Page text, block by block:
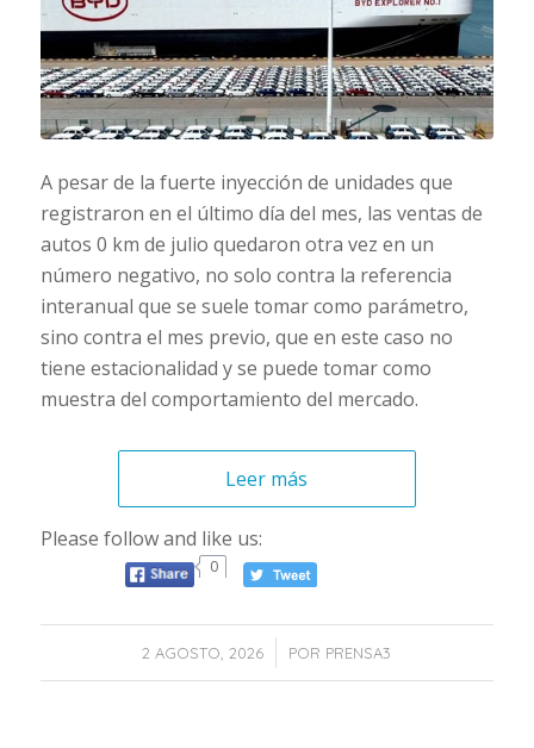
A pesar de la fuerte inyección de unidades que
registraron en el último día del mes, las ventas de
autos 0 km de julio quedaron otra vez en un
número negativo, no solo contra la referencia
interanual que se suele tomar como parámetro,
sino contra el mes previo, que en este caso no
tiene estacionalidad y se puede tomar como
muestra del comportamiento del mercado.
Leer más
Please follow and like us:
0
2 AGOSTO, 2026
/ POR PRENSA3